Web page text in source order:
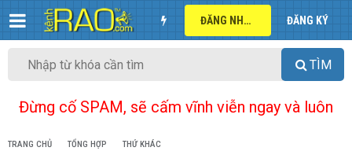
ĐĂNG NHẬP ĐĂNG KÝ
TÌM
Đừng cố SPAM, sẽ cấm vĩnh viễn ngay và luôn
TRANG CHỦ TỔNG HỢP THỨ KHÁC